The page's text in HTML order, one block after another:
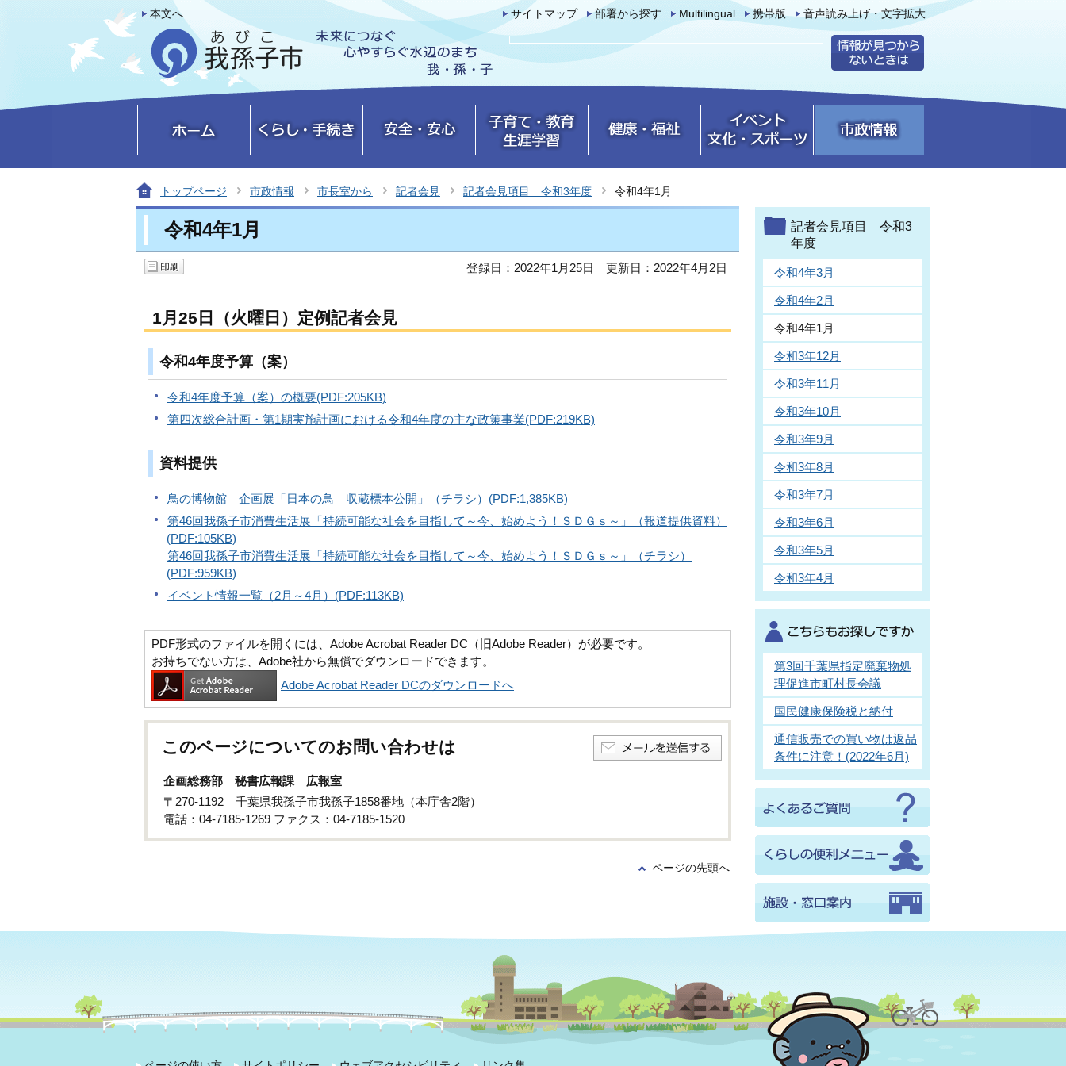
本文へ サイトマップ 部署から探す Multilingual 携帯版 音声読み上げ・文字拡大
トップページ 市政情報 市長室から 記者会見 記者会見項目 令和3年度 令和4年1月
令和4年1月
登録日：2022年1月25日 更新日：2022年4月2日
1月25日（火曜日）定例記者会見
令和4年度予算（案）
令和4年度予算（案）の概要(PDF:205KB)
第四次総合計画・第1期実施計画における令和4年度の主な政策事業(PDF:219KB)
資料提供
鳥の博物館 企画展「日本の鳥 収蔵標本公開」（チラシ）(PDF:1,385KB)
第46回我孫子市消費生活展「持続可能な社会を目指して～今、始めよう！ＳＤＧｓ～」（報道提供資料）
(PDF:105KB)
第46回我孫子市消費生活展「持続可能な社会を目指して～今、始めよう！ＳＤＧｓ～」（チラシ）
(PDF:959KB)
イベント情報一覧（2月～4月）(PDF:113KB)
PDF形式のファイルを開くには、Adobe Acrobat Reader DC（旧Adobe Reader）が必要です。
お持ちでない方は、Adobe社から無償でダウンロードできます。
Adobe Acrobat Reader DCのダウンロードへ
このページについてのお問い合わせは
企画総務部 秘書広報課 広報室
〒270-1192 千葉県我孫子市我孫子1858番地（本庁舎2階）
電話：04-7185-1269 ファクス：04-7185-1520
ページの先頭へ
記者会見項目 令和3
年度
令和4年3月
令和4年2月
令和4年1月
令和3年12月
令和3年11月
令和3年10月
令和3年9月
令和3年8月
令和3年7月
令和3年6月
令和3年5月
令和3年4月
第3回千葉県指定廃棄物処
理促進市町村長会議
国民健康保険税と納付
通信販売での買い物は返品
条件に注意！(2022年6月)